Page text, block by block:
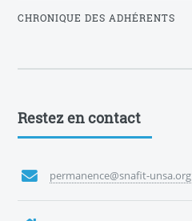
CHRONIQUE DES ADHÉRENTS
Restez en contact
permanence@snafit-unsa.org